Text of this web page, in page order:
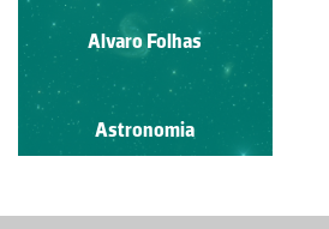
Alvaro Folhas
Astronomia
Alvaro Folhas
Astronomia